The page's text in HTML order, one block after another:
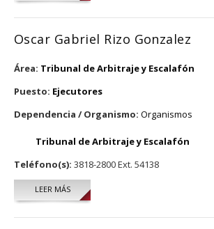
Oscar Gabriel Rizo Gonzalez
Área: Tribunal de Arbitraje y Escalafón
Puesto: Ejecutores
Dependencia / Organismo: Organismos
Tribunal de Arbitraje y Escalafón
Teléfono(s): 3818-2800 Ext. 54138
LEER MÁSSOBRE OSCAR GABRIEL RIZO GONZALEZ